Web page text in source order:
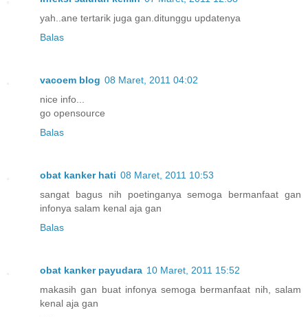
yah..ane tertarik juga gan.ditunggu updatenya
Balas
vacoem blog 08 Maret, 2011 04:02
nice info...
go opensource
Balas
obat kanker hati 08 Maret, 2011 10:53
sangat bagus nih poetinganya semoga bermanfaat gan
infonya salam kenal aja gan
Balas
obat kanker payudara 10 Maret, 2011 15:52
makasih gan buat infonya semoga bermanfaat nih, salam
kenal aja gan